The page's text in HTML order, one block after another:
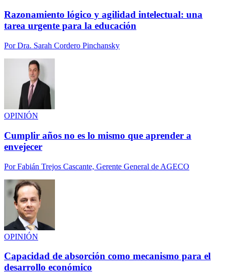
Razonamiento lógico y agilidad intelectual: una
tarea urgente para la educación
PorDra. Sarah Cordero Pinchansky
OPINIÓN
Cumplir años no es lo mismo que aprender a
envejecer
PorFabián Trejos Cascante, Gerente General de AGECO
OPINIÓN
Capacidad de absorción como mecanismo para el
desarrollo económico